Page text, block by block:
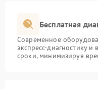
Бесплатная
Современное
экспресс-диагностику
сроки, минимизируя